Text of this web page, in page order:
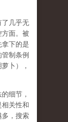
了几乎无
面。被
拿下的是
管制条例
卜），
细节，
关性和
多，搜索